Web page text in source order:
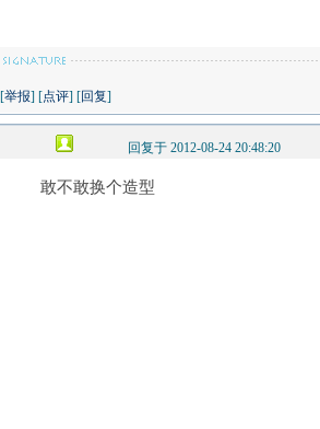
[举报] [点评] [回复]
回复于 2012-08-24 20:48:20
敢不敢换个造型